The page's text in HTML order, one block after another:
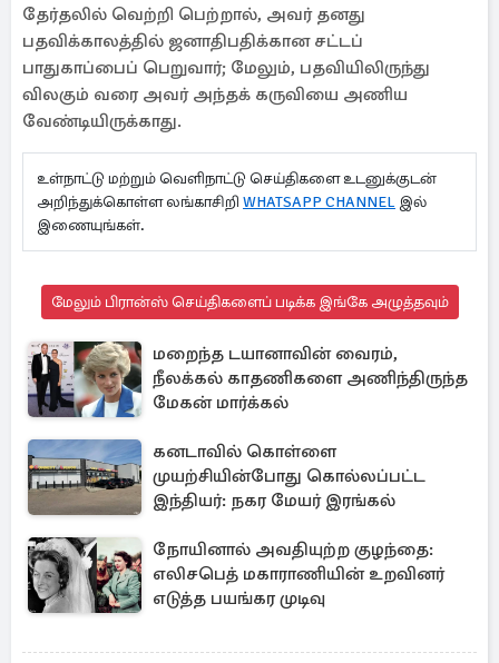
தேர்தலில் வெற்றி பெற்றால், அவர் தனது
பதவிக்காலத்தில் ஜனாதிபதிக்கான சட்டப்
பாதுகாப்பைப் பெறுவார்; மேலும், பதவியிலிருந்து
விலகும் வரை அவர் அந்தக் கருவியை அணிய
வேண்டியிருக்காது.
உள்நாட்டு மற்றும் வெளிநாட்டு செய்திகளை உடனுக்குடன்
அறிந்துக்கொள்ள லங்காசிறி WHATSAPP CHANNEL இல்
இணையுங்கள்.
மேலும் பிரான்ஸ் செய்திகளைப் படிக்க இங்கே அழுத்தவும்
மறைந்த டயானாவின் வைரம்,
நீலக்கல் காதணிகளை அணிந்திருந்த
மேகன் மார்க்கல்
கனடாவில் கொள்ளை
முயற்சியின்போது கொல்லப்பட்ட
இந்தியர்: நகர மேயர் இரங்கல்
நோயினால் அவதியுற்ற குழந்தை:
எலிசபெத் மகாராணியின் உறவினர்
எடுத்த பயங்கர முடிவு